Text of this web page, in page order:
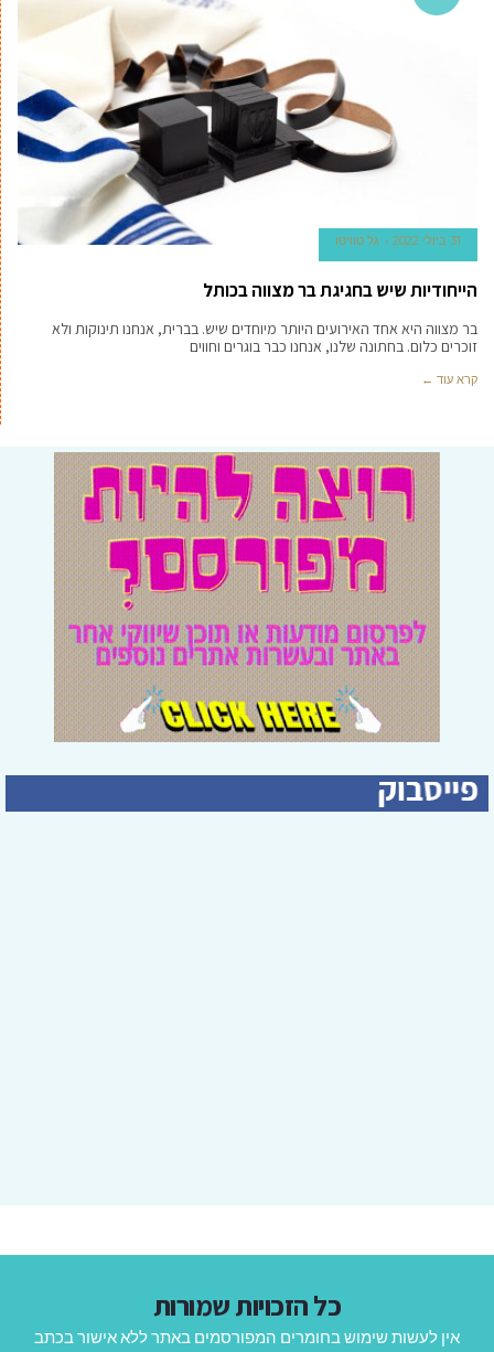
31 ביולי 2022 גל טוויטו
הייחודיות שיש בחגיגת בר מצווה בכותל
בר מצווה היא אחד האירועים היותר מיוחדים שיש. בברית, אנחנו תינוקות ולא
זוכרים כלום. בחתונה שלנו, אנחנו כבר בוגרים וחווים
קרא עוד ←
כל הזכויות שמורות
אין לעשות שימוש בחומרים המפורסמים באתר ללא אישור בכתב